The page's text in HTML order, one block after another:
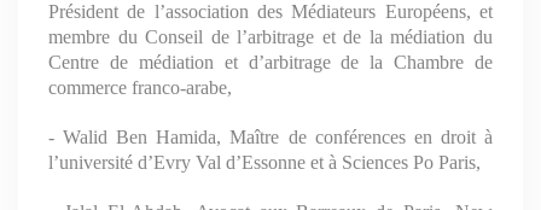
Président de l’association des Médiateurs Européens, et
membre du Conseil de l’arbitrage et de la médiation du
Centre de médiation et d’arbitrage de la Chambre de
commerce franco-arabe,
- Walid Ben Hamida, Maître de conférences en droit à
l’université d’Evry Val d’Essonne et à Sciences Po Paris,